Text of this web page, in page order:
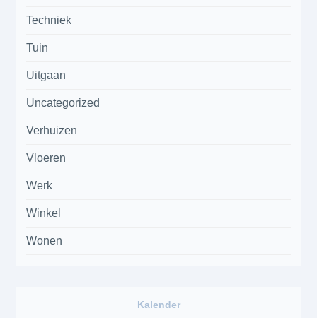
Techniek
Tuin
Uitgaan
Uncategorized
Verhuizen
Vloeren
Werk
Winkel
Wonen
Kalender